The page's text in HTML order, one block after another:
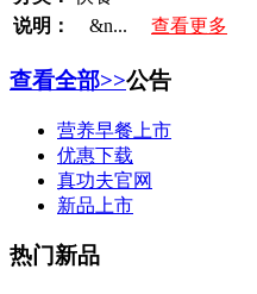
说明：
&n... 查看更多
查看全部>>公告
营养早餐上市
优惠下载
真功夫官网
新品上市
热门新品